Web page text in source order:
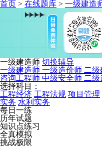
首页 > 在线题库 > 一级建造
一级建造师 切换辅导
一级建造师 一级造价师 二
咨询工程师 中级安全师 二
选择科目：
工程经济 工程法规 项目管理
实务 水利实务
每日一练
历年试题
知识点练习
全真模拟
挑战极限